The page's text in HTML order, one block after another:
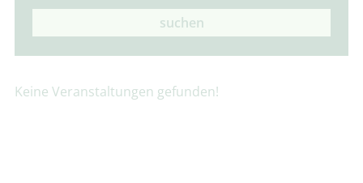
suchen
Keine Veranstaltungen gefunden!